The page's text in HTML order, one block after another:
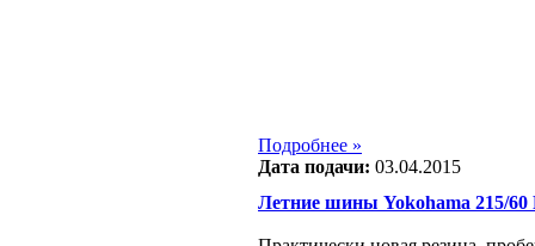
Подробнее »
Дата подачи: 03.04.2015
Летние шины Yokohama 215/60